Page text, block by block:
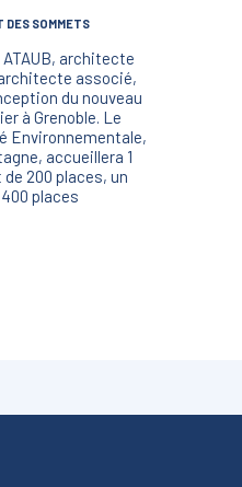
DES SOMMETS
architecte
associé,
du nouveau
à Grenoble. Le
Environnementale,
accueillera 1
200 places, un
places